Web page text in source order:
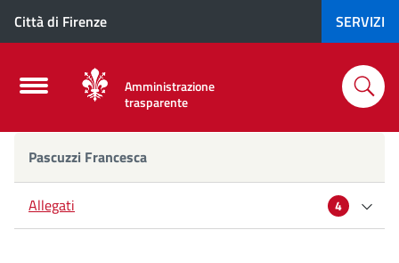
Città di Firenze SERVIZI
Amministrazione
trasparente
Pascuzzi
Francesca
Pascuzzi Francesca
Allegati 4